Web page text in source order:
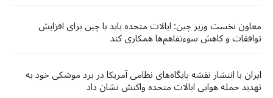
معاون نخست وزیر چین: ایالات متحده باید با چین برای افزایش
توافقات و کاهش سوءتفاهم‌ها همکاری کند
ایران با انتشار نقشه پایگاه‌های نظامی آمریکا در برد موشکی خود به
تهدید حمله هوایی ایالات متحده واکنش نشان داد​​